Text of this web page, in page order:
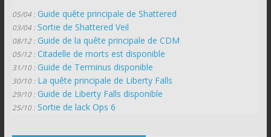
05/04 : Guide quête principale de Shattered
03/04 : Sortie de Shattered Veil
08/12 : Guide de la quête principale de CDM
05/12 : Citadelle de morts est disponible
31/10 : Guide de Terminus disponible
30/10 : La quête principale de Liberty Falls
29/10 : Guide de Liberty Falls disponible
25/10 : Sortie de lack Ops 6